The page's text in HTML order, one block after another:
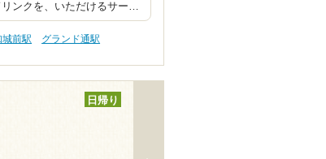
リンクを、いただけるサー…
城前駅
グランド通駅
日帰り